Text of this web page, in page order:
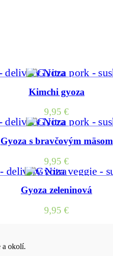
Kimchi gyoza
9,95 €
Gyoza s bravčovým mäsom
9,95 €
Gyoza zeleninová
9,95 €
a okolí.